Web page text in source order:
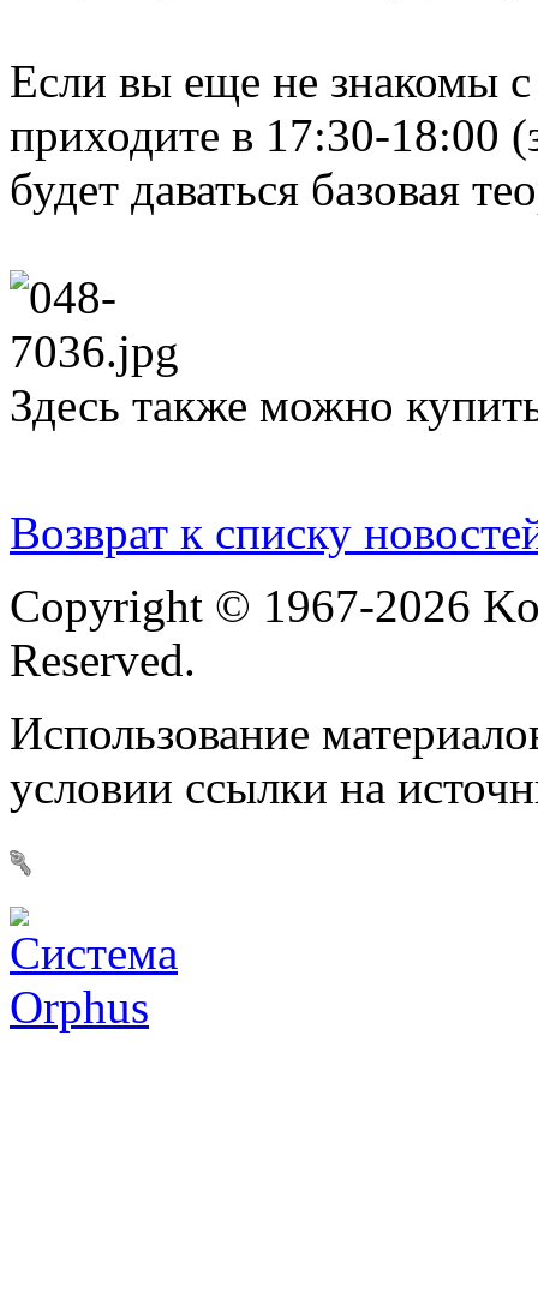
Если вы еще не знакомы
приходите в 17:30-18:00
будет даваться базовая
Здесь также можно
Возврат к списку
Copyright © 1967-2026
Reserved.
Использование
условии ссылки на